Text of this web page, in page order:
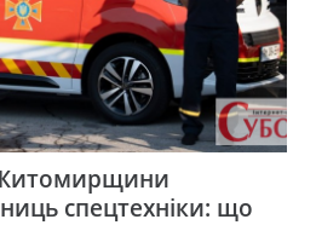
спецтехніки: що